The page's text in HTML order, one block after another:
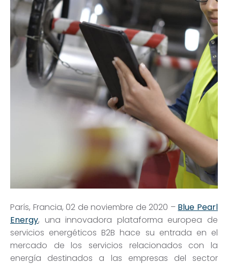
París, Francia, 02 de noviembre de 2020 – Blue Pearl
Energy, una innovadora plataforma europea de
servicios energéticos B2B hace su entrada en el
mercado de los servicios relacionados con la
energía destinados a las empresas del sector